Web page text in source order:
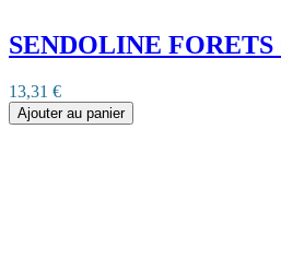
SENDOLINE FORETS
13,31 €
Ajouter au panier